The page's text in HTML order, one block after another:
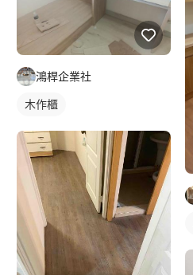
鴻桿企業社
木作櫃